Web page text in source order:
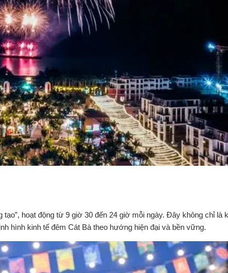
hoạt động từ 9 giờ 30 đến 24 giờ mỗi ngày. Đây không chỉ là
hình kinh tế đêm Cát Bà theo hướng hiện đại và bền vững.